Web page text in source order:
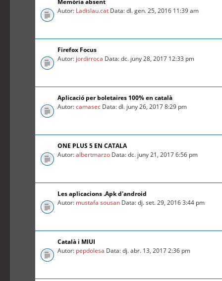
Memòria absent
Autor: Ladislau.cat Data: dl. gen. 25, 2016 11:39 am
Firefox Focus
Autor: jordirroca Data: dc. juny 28, 2017 12:33 pm
Aplicació per boletaires 100% en català
Autor:camasec Data: dl. juny 26, 2017 8:29 pm
ONE PLUS 5 EN CATALA
Autor:albertmarzo Data: dc. juny 21, 2017 6:56 pm
Les aplicacions .Apk d'android
Autor: mustafa sousan Data: dj. set. 29, 2016 3:44 pm
Català i MIUI
Autor: pepdolesa Data: dj. abr. 13, 2017 2:36 pm